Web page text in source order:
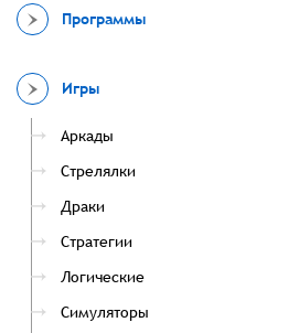
Программы
Игры
Аркады
Стрелялки
Драки
Стратегии
Логические
Симуляторы